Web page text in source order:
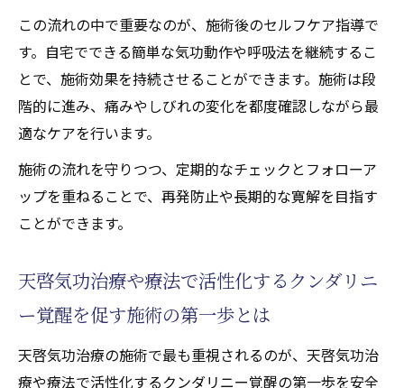
身体とエネルギーを繋ぐ施術の秘密を解説
天啓気功治療でエネルギーを整える施術法
天啓気功治療や療法で活性化するクンダリ
ニーとチャクラを繋ぐアプローチ
脊柱管狭窄症改善に役立つ施術の流れ解説
身体と心を結ぶエネルギーワークの実践法
天啓気功治療で体感できる変化の仕組み
天啓気功治療がもたらす精神面の成長とは
天啓気功治療や療法で活性化するクンダリ
天啓気功治療や療法で活性化するチャクラ
この流れの中で重要なのが、施術後のセルフケア指導で
す。自宅でできる簡単な気功動作や呼吸法を継続するこ
とで、施術効果を持続させることができます。施術は段
階的に進み、痛みやしびれの変化を都度確認しながら最
適なケアを行います。
施術の流れを守りつつ、定期的なチェックとフォローア
ップを重ねることで、再発防止や長期的な寛解を目指す
ことができます。
天啓気功治療や療法で活性化するクンダリニ
ー覚醒を促す施術の第一歩とは
天啓気功治療の施術で最も重視されるのが、天啓気功治
療や療法で活性化するクンダリニー覚醒の第一歩を安全